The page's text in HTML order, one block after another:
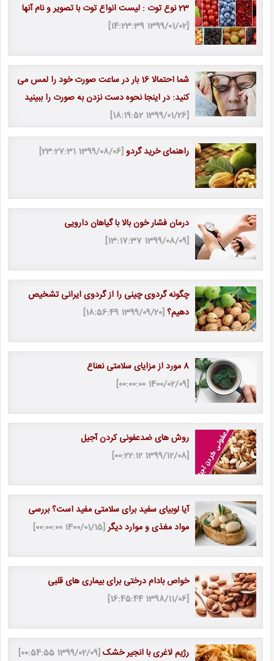
23 نوع توت : لیست انواع توت با تصویر و نام آنها
[1399/01/02 14:23:39]
شما احتمالا 16 بار در ساعت صورت خود را لمس می
کنید: در اینجا نحوه دست نزدن به صورت را ببینید
[1399/01/26 18:19:52]
راهنمای خرید گردو[1399/08/06 23:27:31]
درمان فشار خون بالا با گیاهان دارویی
[1399/08/09 13:17:37]
چگونه گردوی چینی را از گردوی ایرانی تشخیص
دهیم؟[1399/09/20 18:56:49]
8 مورد از مزایای سلامتی نعناع
[1400/02/09 00:00:00]
روش های ضدعفونی کردن آجیل
[1399/12/08 00:22:12]
آیا لوبیای سفید برای سلامتی مفید است؟ بررسی
مواد مغذی و موارد دیگر[1400/01/15 00:00:00]
خواص بادام درختی برای بیماری های قلبی
[1398/11/06 16:45:44]
رژیم لاغری با انجیر خشک[1399/02/09 00:54:55]